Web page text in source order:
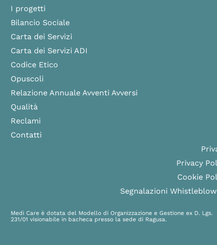
I progetti
Bilancio Sociale
Carta dei Servizi
Carta dei Servizi ADI
Codice Etico
Opuscoli
Relazione Annuale Avventi Avversi
Qualità
Reclami
Contatti
Privacy
Cookie
Segnalazioni
Medi Care è dotata del Modello di Organizzazione e Gestione ex D. Lgs.
231/01 visionabile in bacheca presso la sede di Ragusa.